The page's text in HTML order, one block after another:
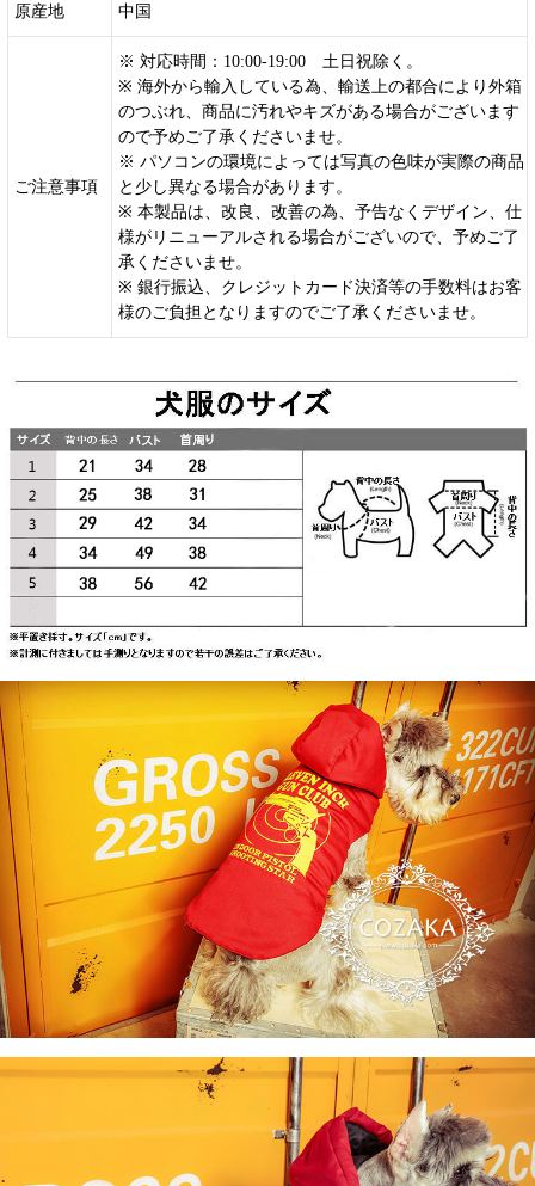
原産地 中国
ご注意事項
※ 対応時間：10:00-19:00 土日祝除く。
※ 海外から輸入している為、輸送上の都合により外箱
のつぶれ、商品に汚れやキズがある場合がございます
ので予めご了承くださいませ。
※ パソコンの環境によっては写真の色味が実際の商品
と少し異なる場合があります。
※ 本製品は、改良、改善の為、予告なくデザイン、仕
様がリニューアルされる場合がございので、予めご了
承くださいませ。
※ 銀行振込、クレジットカード決済等の手数料はお客
様のご負担となりますのでご了承くださいませ。